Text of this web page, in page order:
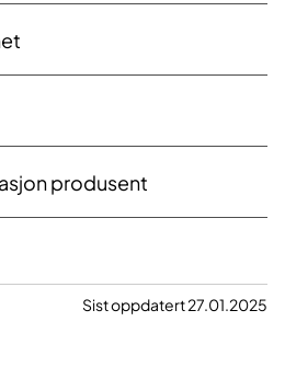
produsent​​
Sist oppdatert 27.01.2025